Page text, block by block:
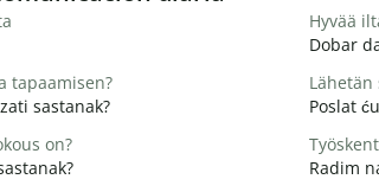
Hyvää
Dobar
tapaamisen?
sastanak?
Poslat
on?
Radim